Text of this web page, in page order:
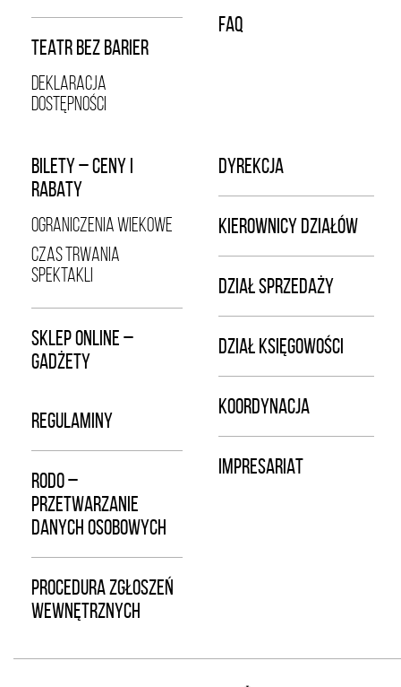
TEATR BEZ BARIER
DEKLARACJA
DOSTĘPNOŚCI
FAQ
BILETY – CENY I
RABATY
OGRANICZENIA WIEKOWE
CZAS TRWANIA
SPEKTAKLI
SKLEP ONLINE –
GADŻETY
REGULAMINY
RODO –
PRZETWARZANIE
DANYCH OSOBOWYCH
PROCEDURA ZGŁOSZEŃ
WEWNĘTRZNYCH
DYREKCJA
KIEROWNICY DZIAŁÓW
DZIAŁ SPRZEDAŻY
DZIAŁ KSIĘGOWOŚCI
KOORDYNACJA
IMPRESARIAT